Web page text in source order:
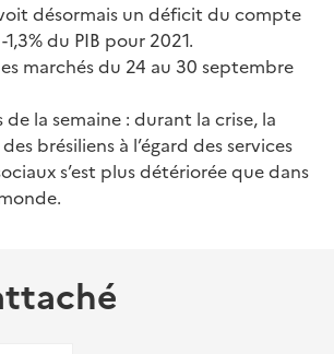
désormais un déficit du compte
du PIB pour 2021.
marchés du 24 au 30 septembre
la semaine : durant la crise, la
brésiliens à l’égard des services
s’est plus détériorée que dans